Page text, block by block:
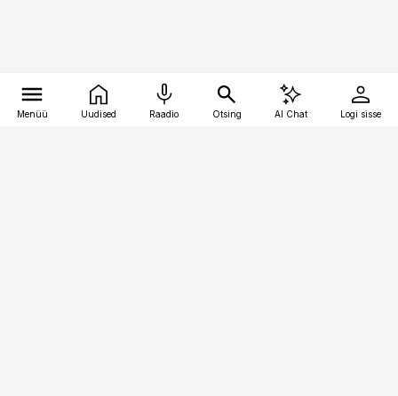
Menüü Uudised Raadio Otsing AI Chat Logi sisse